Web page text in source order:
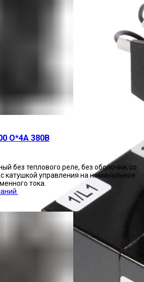
О*4А 380В
без теплового реле, без оболочки, со
катушкой управления на номинальное
тока.